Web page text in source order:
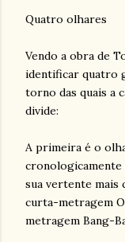
Quatro olhares
Vendo a obra de
identificar quatro
torno das quais a
divide:
A primeira é o
cronologicamente
sua vertente mais
curta-metragem
metragem Bang-